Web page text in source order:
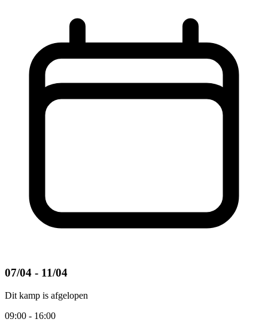
07/04 - 11/04
Dit kamp is afgelopen
09:00 - 16:00